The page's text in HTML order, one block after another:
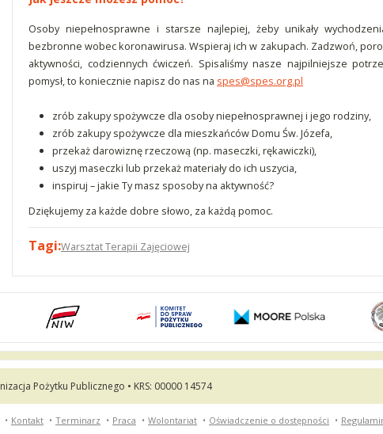
Osoby niepełnosprawne i starsze najlepiej, żeby unikały
bezbronne wobec koronawirusa. Wspieraj ich w zakupach. Zadzwoń,
aktywności, codziennych ćwiczeń. Spisaliśmy nasze najpilniejsze
pomysł, to koniecznie napisz do nas na spes@spes.org.pl
zrób zakupy spożywcze dla osoby niepełnosprawnej i jego rodziny,
zrób zakupy spożywcze dla mieszkańców Domu Św. Józefa,
przekaż darowiznę rzeczową (np. maseczki, rękawiczki),
uszyj maseczki lub przekaż materiały do ich uszycia,
inspiruj – jakie Ty masz sposoby na aktywność?
Dziękujemy za każde dobre słowo, za każdą pomoc.
Tagi:Warsztat Terapii Zajęciowej
Pożytku Publicznego • KRS: 00000 14574
• Kontakt • Terminarz • Praca • Wolontariat • Oświadczenie o dostępności •